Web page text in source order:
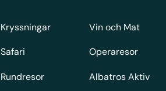
Kryssningar
Safari
Rundresor
Vin och Mat
Operaresor
Albatros Aktiv